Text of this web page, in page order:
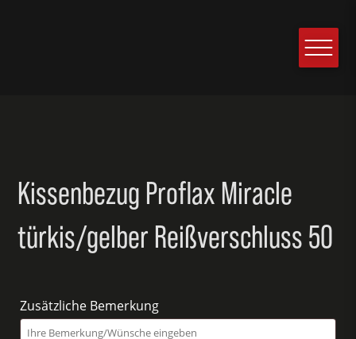
Kissenbezug Proflax Miracle
türkis/gelber Reißverschluss 50
Zusätzliche Bemerkung